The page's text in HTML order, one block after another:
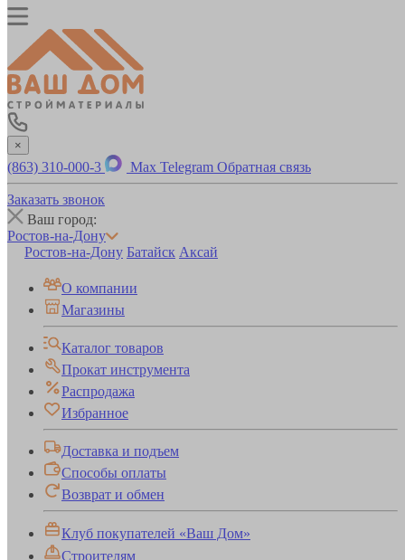
×
(863) 310-000-3 Max Telegram Обратная связь
Заказать звонок
Ваш город:
Ростов-на-Дону
Ростов-на-Дону Батайск Аксай
О компании
Магазины
Каталог товаров
Прокат инструмента
Распродажа
Избранное
Доставка и подъем
Способы оплаты
Возврат и обмен
Клуб покупателей «Ваш Дом»
Строителям